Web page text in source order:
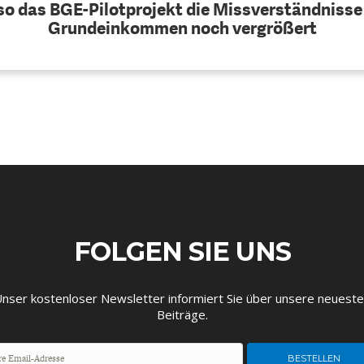
das BGE-Pilotprojekt die Missverständnisse
Grundeinkommen noch vergrößert
FOLGEN SIE UNS
kostenloser Newsletter informiert Sie über unsere
Beiträge.